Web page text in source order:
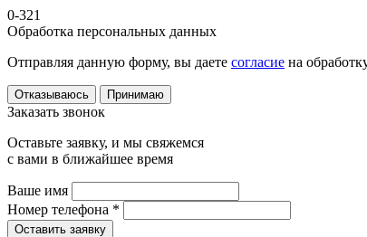
0-321
Обработка персональных данных
Отправляя данную форму, вы даете согласие на
Отказываюсь Принимаю
Заказать звонок
Оставьте заявку, и мы свяжемся
с вами в ближайшее время
Ваше имя
Номер телефона *
Оставить заявку